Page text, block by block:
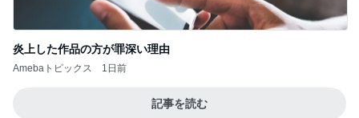
炎上した作品の方が罪深い理由
Amebaトピックス 1日前
記事を読む